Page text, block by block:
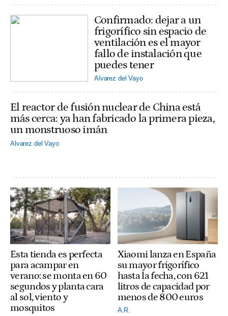
Confirmado: dejar a un
frigorífico sin espacio de
ventilación es el mayor
fallo de instalación que
puedes tener
Alvarez del Vayo
El reactor de fusión nuclear de China está
más cerca: ya han fabricado la primera pieza,
un monstruoso imán
Alvarez del Vayo
Esta tienda es perfecta
para acampar en
verano: se monta en 60
segundos y planta cara
al sol, viento y
mosquitos
Xiaomi lanza en España
su mayor frigorífico
hasta la fecha, con 621
litros de capacidad por
menos de 800 euros
A.R.